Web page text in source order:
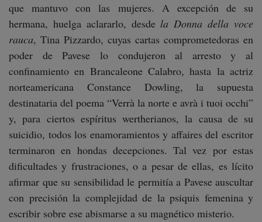
que mantuvo con las mujeres. A excepción de su
hermana, huelga aclararlo, desde la Donna della voce
rauca, Tina Pizzardo, cuyas cartas comprometedoras en
poder de Pavese lo condujeron al arresto y al
confinamiento en Brancaleone Calabro, hasta la actriz
norteamericana Constance Dowling, la supuesta
destinataria del poema “Verrà la norte e avrà i tuoi occhi”
y, para ciertos espíritus wertherianos, la causa de su
suicidio, todos los enamoramientos y affaires del escritor
terminaron en hondas decepciones. Tal vez por estas
dificultades y frustraciones, o a pesar de ellas, es lícito
afirmar que su sensibilidad le permitía a Pavese auscultar
con precisión la complejidad de la psiquis femenina y
escribir sobre ese abismarse a su magnético misterio.